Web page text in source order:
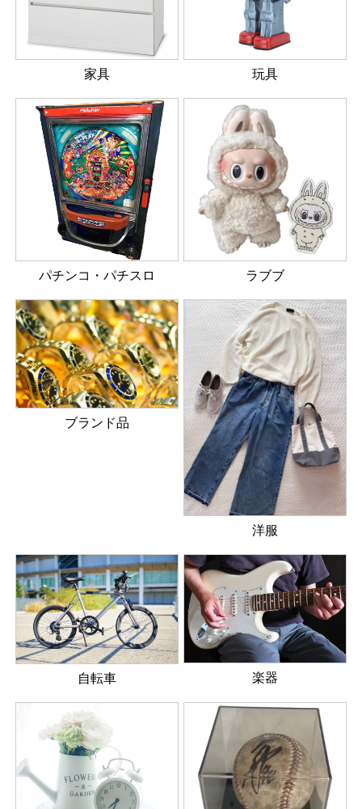
家具 玩具
パチンコ・パチスロ ラブブ
ブランド品
洋服
自転車 楽器